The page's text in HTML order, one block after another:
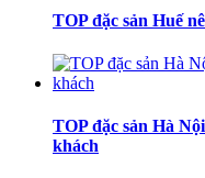
TOP đặc sản Huế
TOP đặc sản Hà
khách